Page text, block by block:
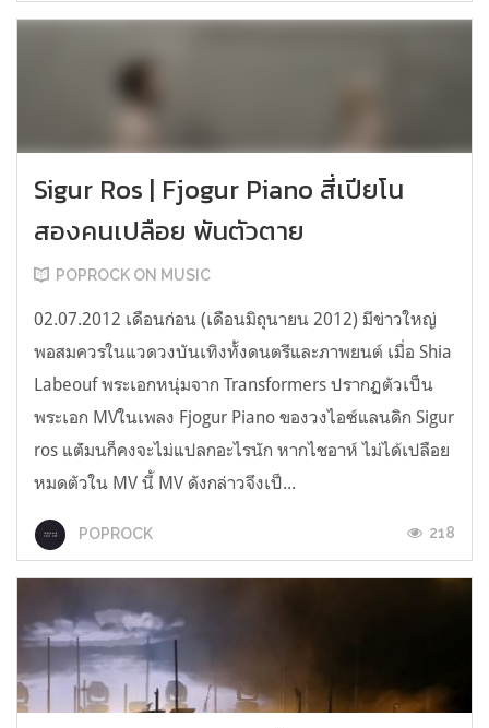
Sigur Ros | Fjogur Piano สี่เปียโน
สองคนเปลือย พันตัวตาย
POPROCK ON MUSIC
02.07.2012 เดือนก่อน (เดือนมิถุนายน 2012) มีข่าวใหญ่
พอสมควรในแวดวงบันเทิงทั้งดนตรีและภาพยนต์ เมื่อ Shia
Labeouf พระเอกหนุ่มจาก Transformers ปรากฏตัวเป็น
พระเอก MVในเพลง Fjogur Piano ของวงไอซ์แลนดิก Sigur
ros แต่ัมนก็คงจะไม่แปลกอะไรนัก หากไชอาห์ ไม่ได้เปลือย
หมดตัวใน MV นี้ MV ดังกล่าวจึงเป็...
POPROCK 218